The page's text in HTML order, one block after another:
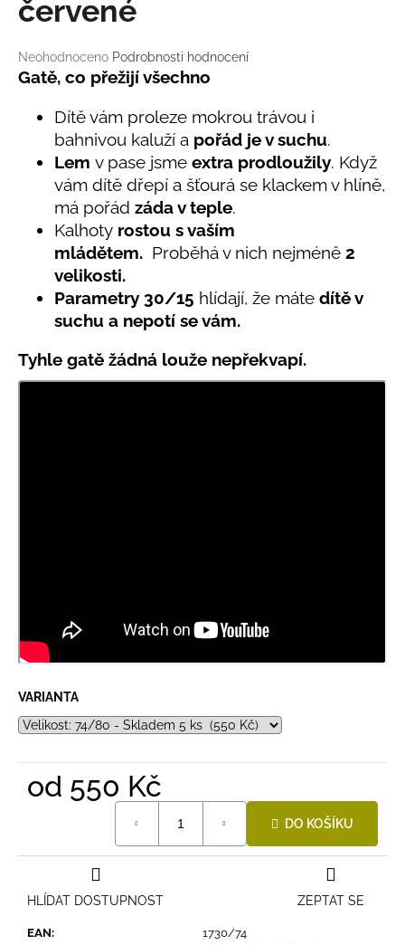
Průměrné
hodnocení
hvězdiček.
Neohodnoceno Podrobnosti hodnocení
červené
Gatě, co přežijí všechno
Dítě vám proleze mokrou trávou i
bahnivou kaluží a pořád je v suchu.
Lem v pase jsme extra prodloužily. Když
vám dítě dřepí a šťourá se klackem v hlíně,
má pořád záda v teple.
Kalhoty rostou s vaším
mládětem. Proběhá v nich nejméně 2
velikosti.
Parametry 30/15 hlídají, že máte dítě v
suchu a nepotí se vám.
Tyhle gatě žádná louže nepřekvapí.
VARIANTA
od 550 Kč
DO KOŠÍKU
EAN:
1730/74
ZEPTAT SE
HLÍDAT DOSTUPNOST
u
e
m
LETNÍ
ČEPICE
SVĚTLE
MODRÁ